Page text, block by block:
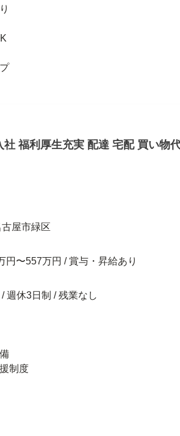
社 福利厚生充実 配達 宅配 買い物
屋市緑区
円〜557万円 / 賞与・昇給あり
週休3日制 / 残業なし
制度